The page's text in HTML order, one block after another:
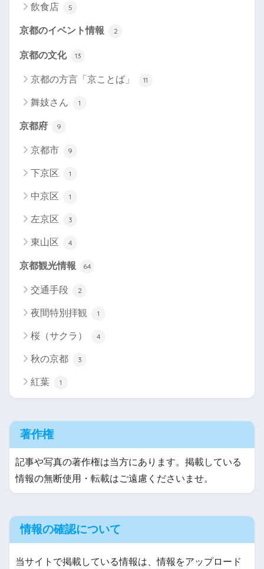
飲食店 5
京都のイベント情報 2
京都の文化 13
京都の方言「京ことば」 11
舞妓さん 1
京都府 9
京都市 9
下京区 1
中京区 1
左京区 3
東山区 4
京都観光情報 64
交通手段 2
夜間特別拝観 1
桜（サクラ） 4
秋の京都 3
紅葉 1
著作権
記事や写真の著作権は当方にあります。掲載している
情報の無断使用・転載はご遠慮くださいませ。
情報の確認について
当サイトで掲載している情報は、情報をアップロード